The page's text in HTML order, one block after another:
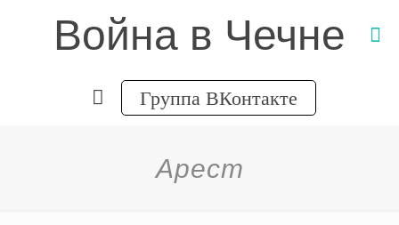
Война в Чечне
Группа ВКонтакте
Арест